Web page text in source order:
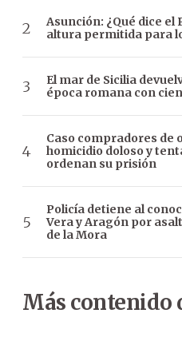
Asunción: ¿Qué dice el
altura permitida para
El mar de Sicilia
época romana con
Caso compradores de
homicidio doloso y
ordenan su prisión
Policía detiene al
Vera y Aragón por
de la Mora
Más contenido